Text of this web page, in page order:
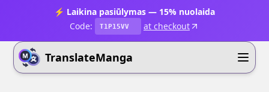
⚡ Laikina pasiūlymas — 15% nuolaida
Code:
T1P15VV at checkout
TranslateManga